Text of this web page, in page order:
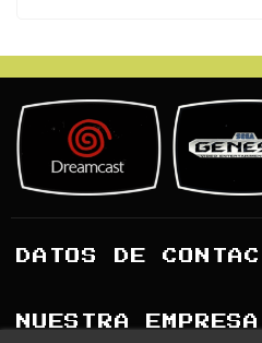
DATOS DE
NUESTRA EMPRESA